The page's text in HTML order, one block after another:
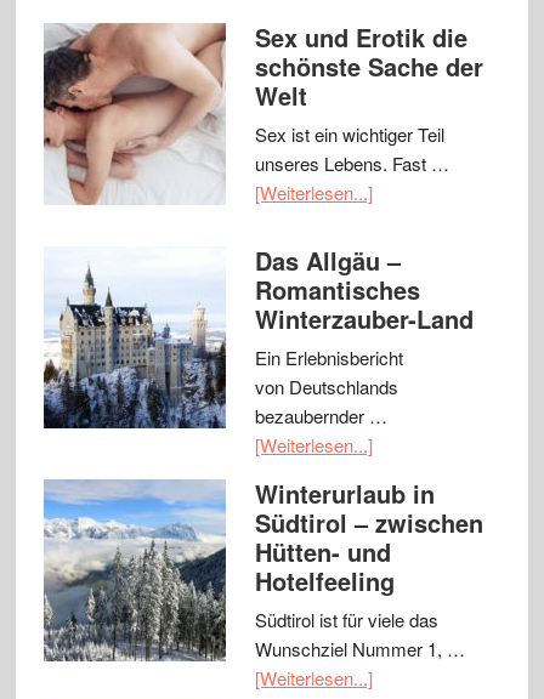
Sex und Erotik die
schönste Sache der
Welt
Sex ist ein wichtiger Teil
unseres Lebens. Fast …
[Weiterlesen...]
Das Allgäu –
Romantisches
Winterzauber-Land
Ein Erlebnisbericht
von Deutschlands
bezaubernder …
[Weiterlesen...]
Winterurlaub in
Südtirol – zwischen
Hütten- und
Hotelfeeling
Südtirol ist für viele das
Wunschziel Nummer 1, …
[Weiterlesen...]